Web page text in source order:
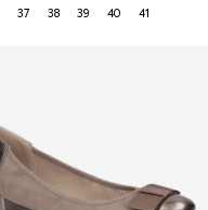
37 38 39 40 41